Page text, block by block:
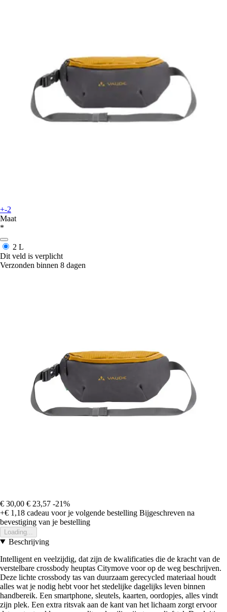
+-2
Maat
*
2 L
Dit veld is verplicht
Verzonden binnen 8 dagen
€ 30,00 € 23,57 -21%
+€ 1,18 cadeau voor je volgende bestelling Bijgeschreven na
bevestiging van je bestelling
Loading...
Beschrijving
Intelligent en veelzijdig, dat zijn de kwalificaties die de kracht van de
verstelbare crossbody heuptas Citymove voor op de weg beschrijven.
Deze lichte crossbody tas van duurzaam gerecycled materiaal houdt
alles wat je nodig hebt voor het stedelijke dagelijks leven binnen
handbereik. Een smartphone, sleutels, kaarten, oordopjes, alles vindt
zijn plek. Een extra ritsvak aan de kant van het lichaam zorgt ervoor